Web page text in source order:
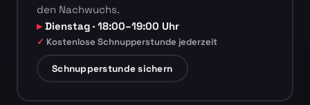
den Nachwuchs.
Dienstag · 18:00–19:00 Uhr
Kostenlose Schnupperstunde jederzeit
Schnupperstunde sichern